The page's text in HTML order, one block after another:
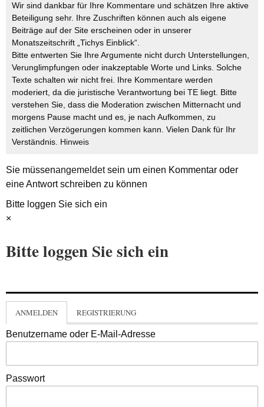
Wir sind dankbar für Ihre Kommentare und schätzen Ihre aktive
Beteiligung sehr. Ihre Zuschriften können auch als eigene
Beiträge auf der Site erscheinen oder in unserer
Monatszeitschrift „Tichys Einblick“.
Bitte entwerten Sie Ihre Argumente nicht durch Unterstellungen,
Verunglimpfungen oder inakzeptable Worte und Links. Solche
Texte schalten wir nicht frei. Ihre Kommentare werden
moderiert, da die juristische Verantwortung bei TE liegt. Bitte
verstehen Sie, dass die Moderation zwischen Mitternacht und
morgens Pause macht und es, je nach Aufkommen, zu
zeitlichen Verzögerungen kommen kann. Vielen Dank für Ihr
Verständnis. Hinweis
Sie müssenangemeldetsein um einen Kommentar oder
eine Antwort schreiben zu können
Bitte loggen Sie sich ein
×
Bitte loggen Sie sich ein
ANMELDEN REGISTRIERUNG
Benutzername oder E-Mail-Adresse
Passwort